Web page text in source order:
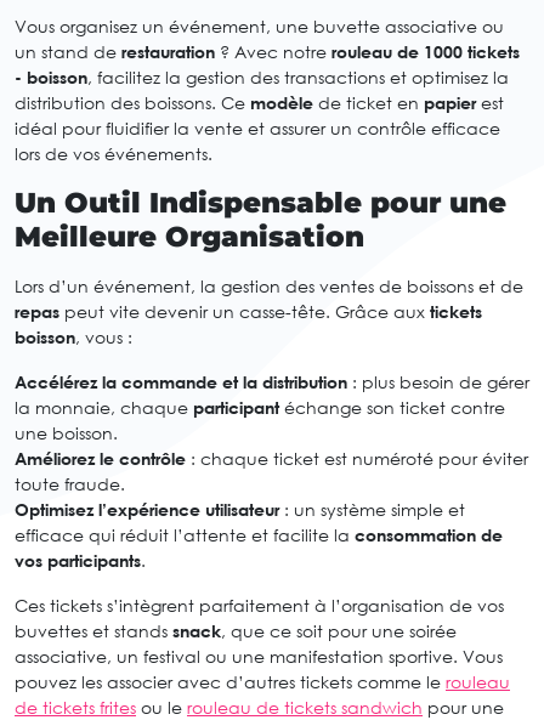
Vous organisez un événement, une buvette associative ou
un stand de restauration ? Avec notre rouleau de 1000 tickets
- boisson, facilitez la gestion des transactions et optimisez la
distribution des boissons. Ce modèle de ticket en papierest
idéal pour fluidifier la vente et assurer un contrôle efficace
lors de vos événements.
Un Outil Indispensable pour une
Meilleure Organisation
Lors d’un événement, la gestion des ventes de boissons et de
repas peut vite devenir un casse-tête. Grâce aux tickets
boisson, vous :
Accélérez la commande et la distribution : plus besoin de gérer
la monnaie, chaque participantéchange son ticket contre
une boisson.
Améliorez le contrôle : chaque ticket est numéroté pour éviter
toute fraude.
Optimisez l’expérience utilisateur: un système simple et
efficace qui réduit l’attente et facilite la consommation de
vos participants.
Ces tickets s’intègrent parfaitement à l’organisation de vos
buvettes et stands snack, que ce soit pour une soirée
associative, un festival ou une manifestation sportive. Vous
pouvez les associer avec d’autres tickets comme le rouleau
de tickets frites ou le rouleau de tickets sandwich pour une